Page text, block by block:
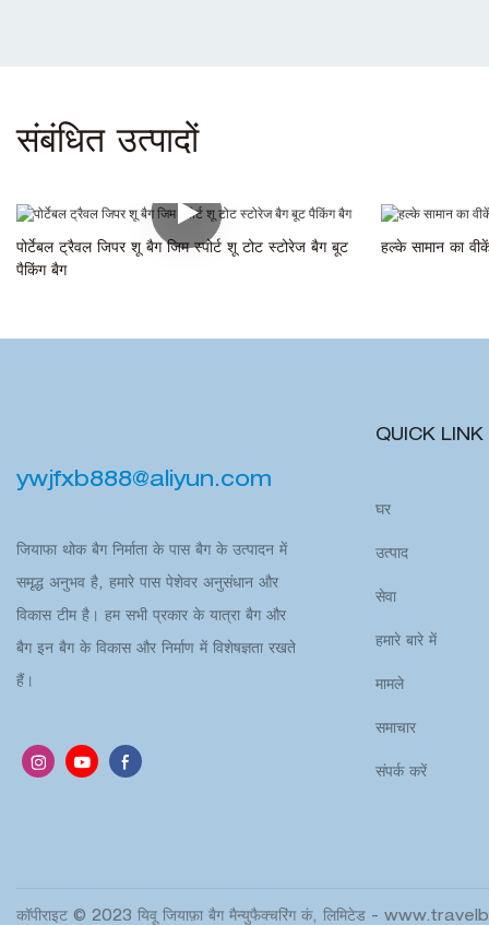
संबंधित उत्पादों
पोर्टेबल ट्रैवल जिपर शू बैग जिम स्पोर्ट शू टोट स्टोरेज बैग बूट
पैकिंग बैग
हल्के सामान का
ywjfxb888@aliyun.com
जियाफा थोक बैग निर्माता के पास बैग के उत्पादन में
समृद्ध अनुभव है, हमारे पास पेशेवर अनुसंधान और
विकास टीम है। हम सभी प्रकार के यात्रा बैग और
बैग इन बैग के विकास और निर्माण में विशेषज्ञता रखते
हैं।
QUICK LINK
घर
उत्पाद
सेवा
हमारे बारे में
मामले
समाचार
संपर्क करें
कॉपीराइट © 2023 यिवू जियाफ़ा बैग मैन्युफैक्चरिंग कं, लिमिटेड -